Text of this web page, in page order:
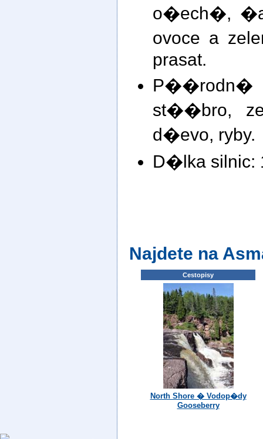
o�ech�,
ovoce a
prasat.
P��rodn�
st��bro,
d�evo, ryby.
D�lka silnic:
Najdete na
Cestopisy
North Shore � Vodop�dy
Gooseberry